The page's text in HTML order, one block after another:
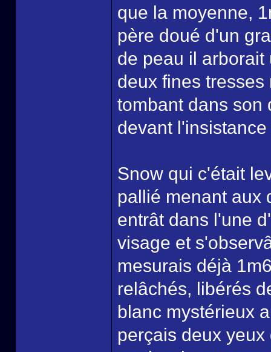
que la moyenne,
père doué d'un
de peau il
deux fines
tombant dans son
devant
Snow qui c'était
pallié menant aux
entrât dans l'une
visage et
mesurais déjà
relâchés, libérés
blanc mystérieux
perçais deux